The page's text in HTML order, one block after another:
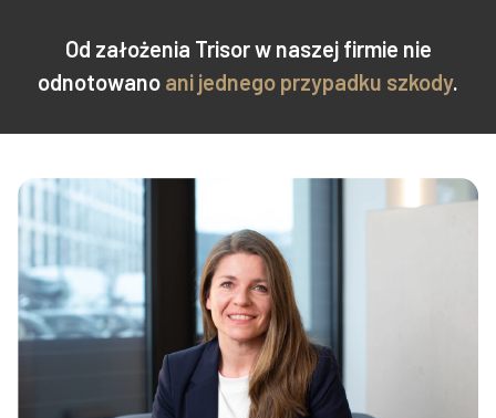
Od założenia Trisor w naszej firmie nie
odnotowano ani jednego przypadku szkody.